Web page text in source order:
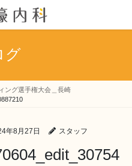
グ
ング選手権大会＿長崎
年8月27日 スタッフ